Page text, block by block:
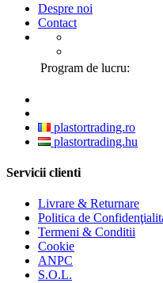
Despre noi
Contact
Program de lucru:
plastortrading.ro
plastortrading.hu
Servicii clienti
Livrare & Returnare
Politica de
Termeni & Conditii
Cookie
ANPC
S.O.L.